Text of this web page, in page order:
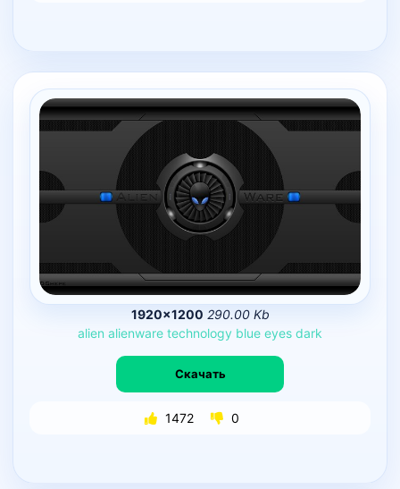
1920×1200 290.00 Kb
alien alienware technology blue eyes dark
Скачать
1472 0